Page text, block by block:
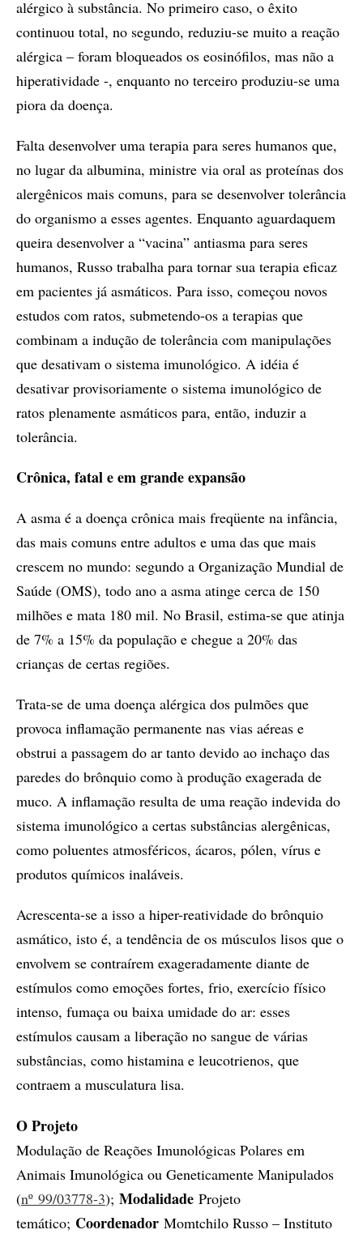
alérgico à substância. No primeiro caso, o êxito
continuou total, no segundo, reduziu-se muito a reação
alérgica – foram bloqueados os eosinófilos, mas não a
hiperatividade -, enquanto no terceiro produziu-se uma
piora da doença.
Falta desenvolver uma terapia para seres humanos que,
no lugar da albumina, ministre via oral as proteínas dos
alergênicos mais comuns, para se desenvolver tolerância
do organismo a esses agentes. Enquanto aguardaquem
queira desenvolver a “vacina” antiasma para seres
humanos, Russo trabalha para tornar sua terapia eficaz
em pacientes já asmáticos. Para isso, começou novos
estudos com ratos, submetendo-os a terapias que
combinam a indução de tolerância com manipulações
que desativam o sistema imunológico. A idéia é
desativar provisoriamente o sistema imunológico de
ratos plenamente asmáticos para, então, induzir a
tolerância.
Crônica, fatal e em grande expansão
A asma é a doença crônica mais freqüente na infância,
das mais comuns entre adultos e uma das que mais
crescem no mundo: segundo a Organização Mundial de
Saúde (OMS), todo ano a asma atinge cerca de 150
milhões e mata 180 mil. No Brasil, estima-se que atinja
de 7% a 15% da população e chegue a 20% das
crianças de certas regiões.
Trata-se de uma doença alérgica dos pulmões que
provoca inflamação permanente nas vias aéreas e
obstrui a passagem do ar tanto devido ao inchaço das
paredes do brônquio como à produção exagerada de
muco. A inflamação resulta de uma reação indevida do
sistema imunológico a certas substâncias alergênicas,
como poluentes atmosféricos, ácaros, pólen, vírus e
produtos químicos inaláveis.
Acrescenta-se a isso a hiper-reatividade do brônquio
asmático, isto é, a tendência de os músculos lisos que o
envolvem se contraírem exageradamente diante de
estímulos como emoções fortes, frio, exercício físico
intenso, fumaça ou baixa umidade do ar: esses
estímulos causam a liberação no sangue de várias
substâncias, como histamina e leucotrienos, que
contraem a musculatura lisa.
O Projeto
Modulação de Reações Imunológicas Polares em
Animais Imunológica ou Geneticamente Manipulados
(nº 99/03778-3); Modalidade Projeto
temático; Coordenador Momtchilo Russo – Instituto